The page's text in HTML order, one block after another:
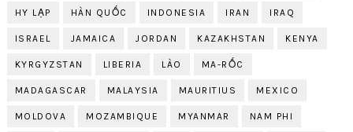
HY LẠP HÀN QUỐC INDONESIA IRAN IRAQ
ISRAEL JAMAICA JORDAN KAZAKHSTAN KENYA
KYRGYZSTAN LIBERIA LÀO MA-RỐC
MADAGASCAR MALAYSIA MAURITIUS MEXICO
MOLDOVA MOZAMBIQUE MYANMAR NAM PHI